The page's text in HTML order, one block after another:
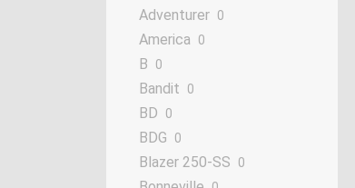
Adventurer 0
America 0
B 0
Bandit 0
BD 0
BDG 0
Blazer 250-SS 0